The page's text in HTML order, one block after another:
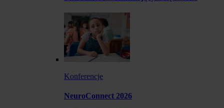
Konferencje
NeuroConnect 2026